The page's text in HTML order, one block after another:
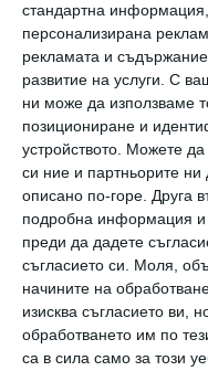
стандартна информация,
персонализирана
рекламата и
развитие на услуги. С
ни може да използваме
позициониране и
устройството. Можете
си ние и партньорите ни
описано по-горе. Друга
подробна информация и
преди да дадете
съгласието си. Моля,
начините на
изисква съгласието ви,
обработването им по
са в сила само за този
Зодии
Летен хороскоп за
Специални съвети
максимално от
01 юли 2026 г.